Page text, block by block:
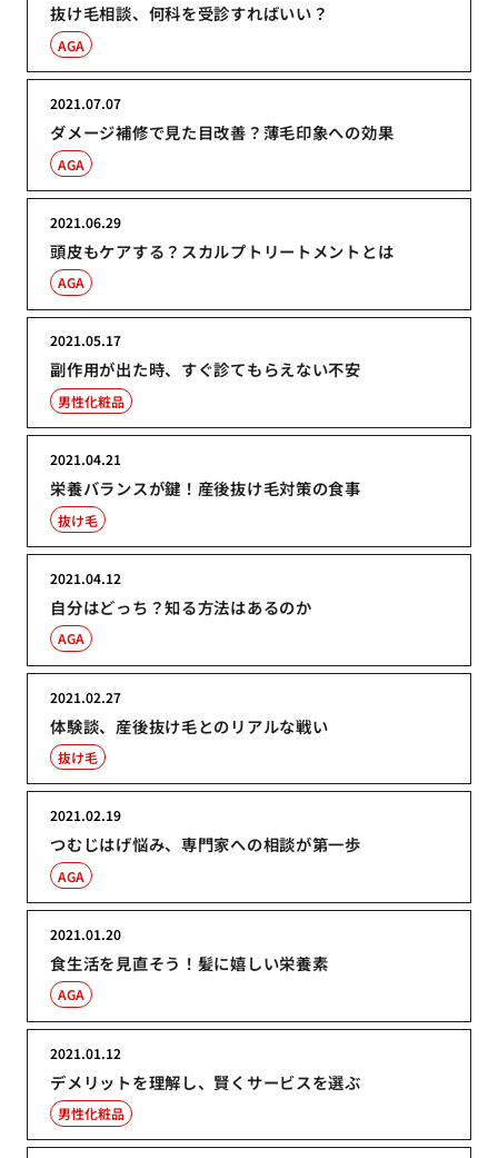
抜け毛相談、何科を受診すればいい？
AGA
ダメージ補修で見た目改善？薄毛印象への効果
2021.07.07
AGA
頭皮もケアする？スカルプトリートメントとは
2021.06.29
AGA
副作用が出た時、すぐ診てもらえない不安
2021.05.17
男性化粧品
栄養バランスが鍵！産後抜け毛対策の食事
2021.04.21
抜け毛
自分はどっち？知る方法はあるのか
2021.04.12
AGA
体験談、産後抜け毛とのリアルな戦い
2021.02.27
抜け毛
つむじはげ悩み、専門家への相談が第一歩
2021.02.19
AGA
食生活を見直そう！髪に嬉しい栄養素
2021.01.20
AGA
デメリットを理解し、賢くサービスを選ぶ
2021.01.12
男性化粧品